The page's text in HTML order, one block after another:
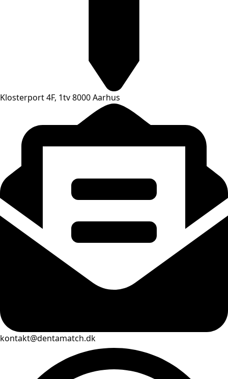
Klosterport 4F, 1tv 8000 Aarhus
kontakt@dentamatch.dk